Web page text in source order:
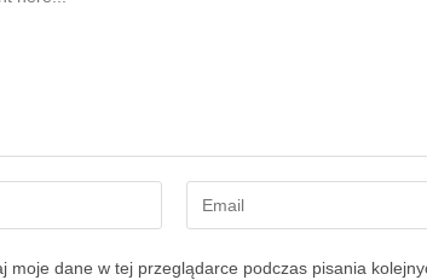
moje dane w tej przeglądarce podczas pisania